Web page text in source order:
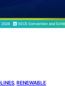
RENEWABLE